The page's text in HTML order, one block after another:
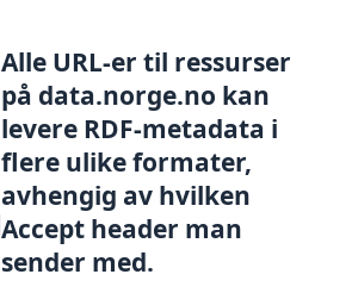
Alle URL-er til ressurser
på data.norge.no kan
levere RDF-metadata i
flere ulike formater,
avhengig av hvilken
Accept header man
sender med.